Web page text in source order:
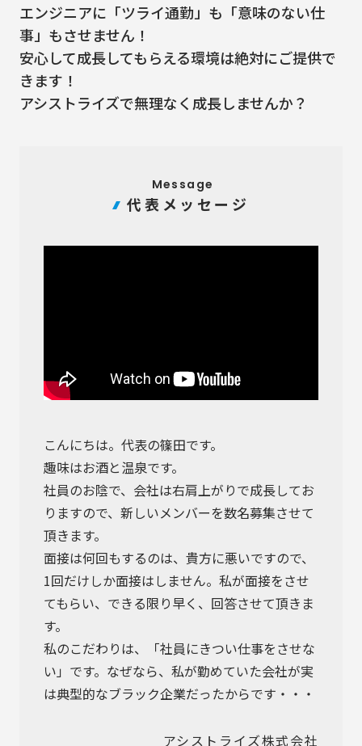
エンジニアに「ツライ通勤」も「意味のない仕
事」もさせません！
安⼼して成⻑してもらえる環境は絶対にご提供で
きます！
アシストライズで無理なく成長しませんか？
Message
代表メッセージ
こんにちは。代表の篠田です。
趣味はお酒と温泉です。
社員のお陰で、会社は右肩上がりで成長してお
りますので、新しいメンバーを数名募集させて
頂きます。
面接は何回もするのは、貴方に悪いですので、
1回だけしか面接はしません。私が面接をさせ
てもらい、できる限り早く、回答させて頂きま
す。
私のこだわりは、「社員にきつい仕事をさせな
い」です。なぜなら、私が勤めていた会社が実
は典型的なブラック企業だったからです・・・
アシストライズ株式会社